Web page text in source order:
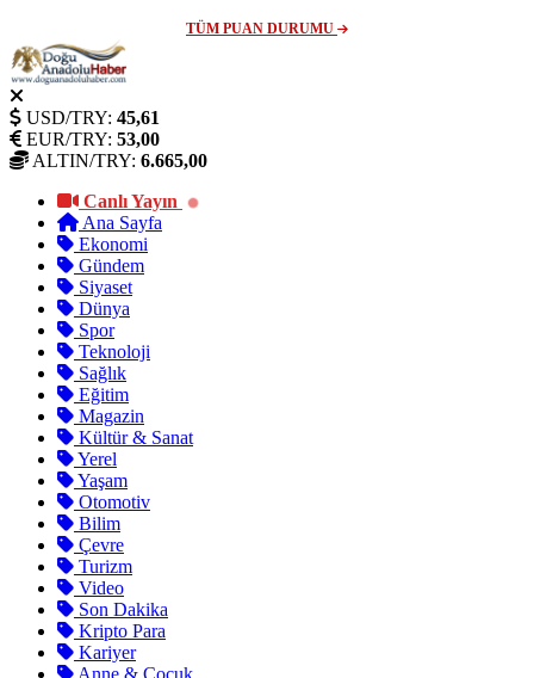
TÜM PUAN DURUMU
USD/TRY: 45,61
EUR/TRY: 53,00
ALTIN/TRY: 6.665,00
Canlı Yayın
Ana Sayfa
Ekonomi
Gündem
Siyaset
Dünya
Spor
Teknoloji
Sağlık
Eğitim
Magazin
Kültür & Sanat
Yerel
Yaşam
Otomotiv
Bilim
Çevre
Turizm
Video
Son Dakika
Kripto Para
Kariyer